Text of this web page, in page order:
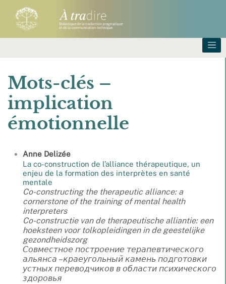
Mots-clés –
implication
émotionnelle
Anne Delizée
La co-construction de l’alliance thérapeutique, un
enjeu de la formation des interprètes en santé
mentale
Co-constructing the therapeutic alliance: a
cornerstone of the training of mental health
interpreters
Co-constructie van de therapeutische alliantie: een
hoeksteen voor tolkopleidingen in de geestelijke
gezondheidszorg
Совместное построение терапевтического
альянса – краеугольный камень подготовки
устных переводчиков в области психического
здоровья